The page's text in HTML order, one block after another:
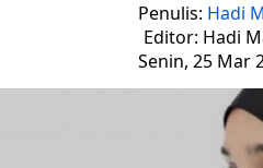
Penulis: Hadi
Editor: Hadi
Senin, 25 Mar